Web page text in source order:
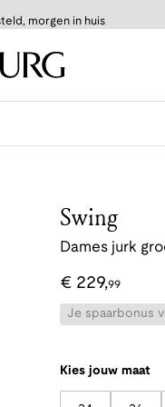
morgen in huis
Swing
Dames jurk
€ 229,99
Je spaarbonus
Kies jouw maat